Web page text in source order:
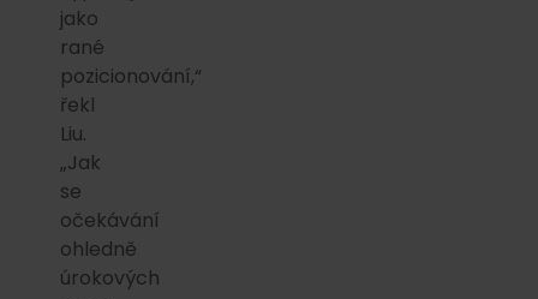
jako
rané
pozicionování,“
řekl
Liu.
„Jak
se
očekávání
ohledně
úrokových